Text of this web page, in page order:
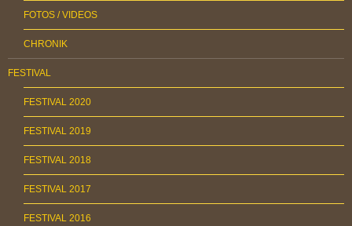
FOTOS / VIDEOS
CHRONIK
FESTIVAL
FESTIVAL 2020
FESTIVAL 2019
FESTIVAL 2018
FESTIVAL 2017
FESTIVAL 2016